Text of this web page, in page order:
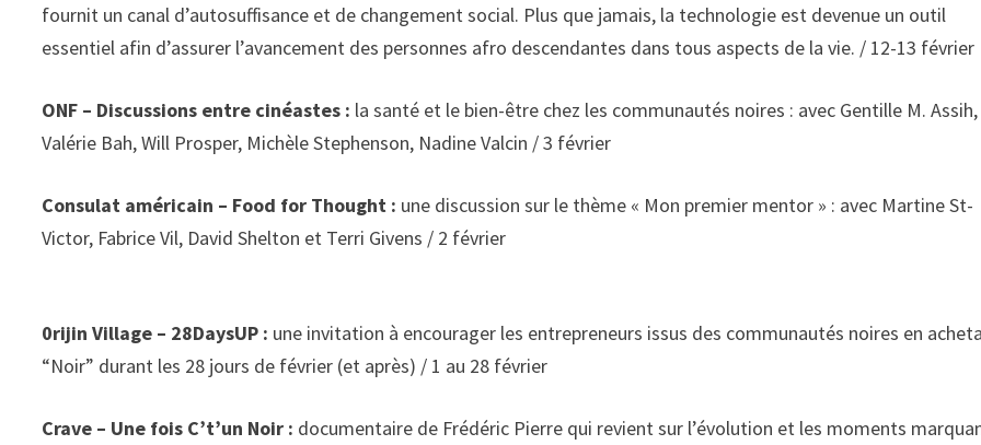
fournit un canal d’autosuffisance et de changement social. Plus que jamais, la technologie est devenue un outil
essentiel afin d’assurer l’avancement des personnes afro descendantes dans tous aspects de la vie. / 12-13 février
ONF – Discussions entre cinéastes : la santé et le bien-être chez les communautés noires : avec Gentille M. Assih,
Valérie Bah, Will Prosper, Michèle Stephenson, Nadine Valcin / 3 février
Consulat américain – Food for Thought : une discussion sur le thème « Mon premier mentor » : avec Martine St-
Victor, Fabrice Vil, David Shelton et Terri Givens / 2 février
0rijin Village – 28DaysUP : une invitation à encourager les entrepreneurs issus des communautés noires en
“Noir” durant les 28 jours de février (et après) / 1 au 28 février
Crave – Une fois C’t’un Noir : documentaire de Frédéric Pierre qui revient sur l’évolution et les moments